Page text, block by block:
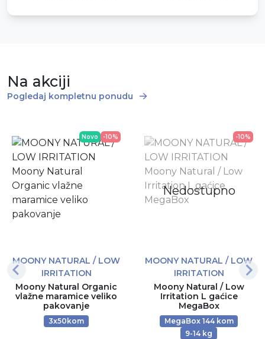
Na akciji
Pogledaj kompletnu ponudu
Novo -10%
MOONY NATURAL / LOW
IRRITATION
Moony Natural Organic
vlažne maramice veliko
pakovanje
3x50kom
-10%
Nedostupno
MOONY NATURAL / LOW
IRRITATION
Moony Natural / Low
Irritation L gaćice
MegaBox
MegaBox 144 kom
9-14 kg